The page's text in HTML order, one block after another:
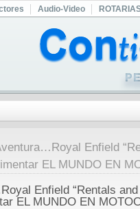
Audio-Video
Enfield
EL MUNDO EN
Enfield “Rentals
EL MUNDO EN